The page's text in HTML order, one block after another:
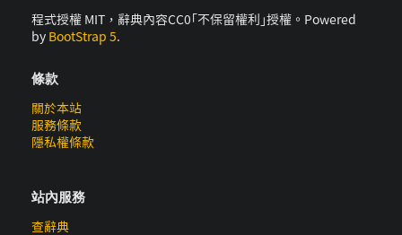
程式授權 MIT，辭典內容CC0｢不保留權利｣授權。Powered
by BootStrap 5.
條款
關於本站
服務條款
隱私權條款
站內服務
查辭典